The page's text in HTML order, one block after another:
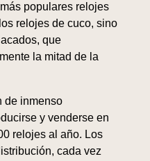
populares relojes
relojes de cuco, sino
que
la mitad de la
de inmenso
y venderse en
relojes al año. Los
cada vez